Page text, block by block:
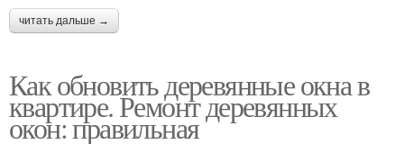
читать дальше →
Как обновить деревянные окна в
квартире. Ремонт деревянных
окон: правильная